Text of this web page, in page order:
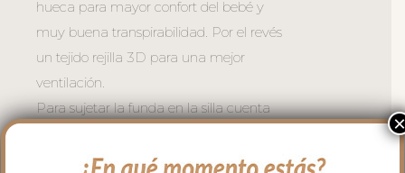
hueca para mayor confort del bebé y
muy buena transpirabilidad. Por el revés
un tejido rejilla 3D para una mejor
ventilación.
Para sujetar la funda en la silla cuenta
con goma. También lleva las cintas y las
×